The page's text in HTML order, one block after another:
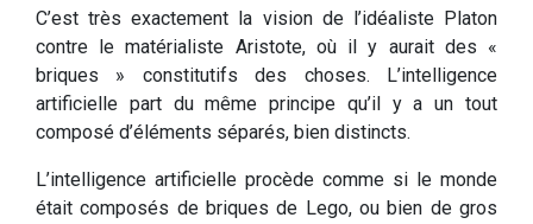
C’est très exactement la vision de l’idéaliste Platon
contre le matérialiste Aristote, où il y aurait des «
briques » constitutifs des choses. L’intelligence
artificielle part du même principe qu’il y a un tout
composé d’éléments séparés, bien distincts.
L’intelligence artificielle procède comme si le monde
était composés de briques de Lego, ou bien de gros